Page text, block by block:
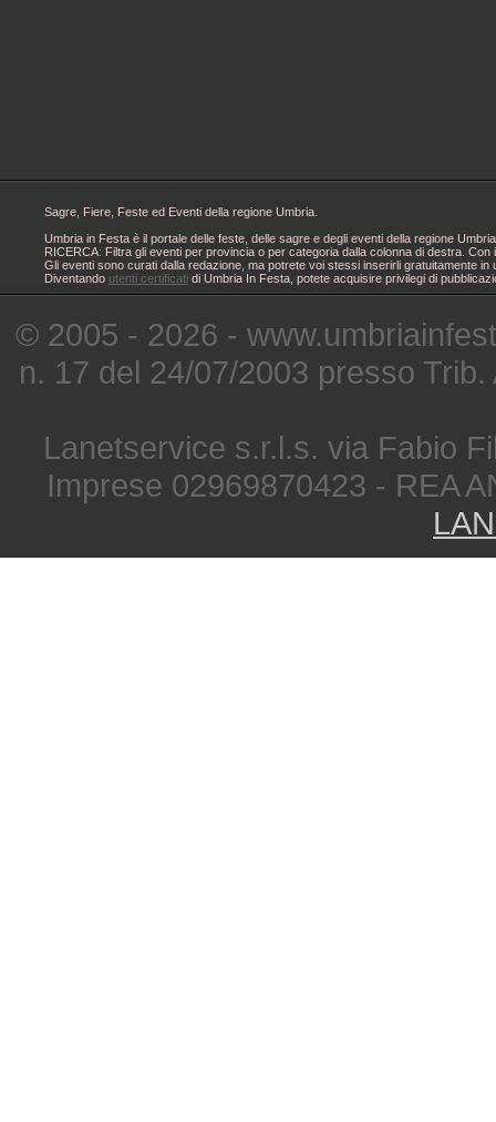
Sagre, Fiere, Feste ed Eventi della regione Umbria.
Umbria in Festa è il portale delle feste, delle sagre e degli eventi della regione
RICERCA: Filtra gli eventi per provincia o per categoria dalla colonna di destra.
Gli eventi sono curati dalla redazione, ma potrete voi stessi inserirli gratuitamente
Diventando utenti certificati di Umbria In Festa, potete acquisire privilegi di
© 2005 - 2026 -
n. 17 del 24/07/2003 presso
Lanetservice s.r.l.s. via Fabio
Imprese 02969870423 - REA